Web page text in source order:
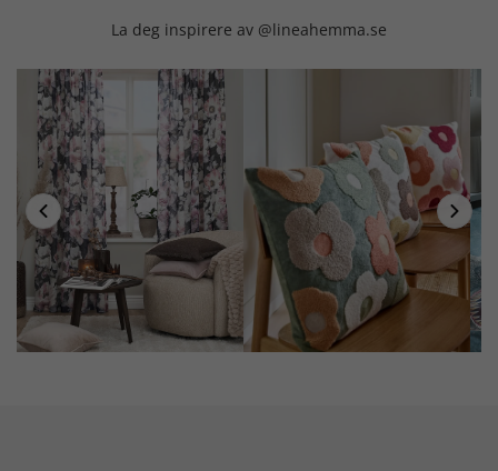
La deg inspirere av @lineahemma.se